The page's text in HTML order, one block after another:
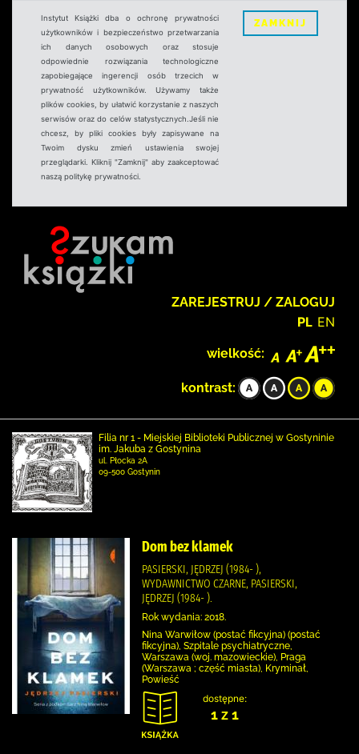
Instytut Książki dba o ochronę prywatności
użytkowników i bezpieczeństwo przetwarzania
ich danych osobowych oraz stosuje
odpowiednie rozwiązania technologiczne
zapobiegające ingerencji osób trzecich w
prywatność użytkowników. Używamy także
plików cookies, by ułatwić korzystanie z naszych
serwisów oraz do celów statystycznych.Jeśli nie
chcesz, by pliki cookies były zapisywane na
Twoim dysku zmień ustawienia swojej
przeglądarki. Kliknij "Zamknij" aby zaakceptować
naszą politykę prywatności.
ZAMKNIJ
ZAREJESTRUJ / ZALOGUJ
PL EN
wielkość:
kontrast:
Filia nr 1 - Miejskiej Biblioteki Publicznej w Gostyninie
im. Jakuba z Gostynina
ul. Płocka 2A
09-500 Gostynin
Dom bez klamek
PASIERSKI, JĘDRZEJ (1984- ),
WYDAWNICTWO CZARNE, PASIERSKI,
JĘDRZEJ (1984- ).
Rok wydania: 2018.
Nina Warwiłow (postać fikcyjna) (postać
fikcyjna), Szpitale psychiatryczne,
Warszawa (woj. mazowieckie), Praga
(Warszawa ; część miasta), Kryminał,
Powieść
dostępne:
1 z 1